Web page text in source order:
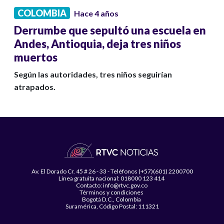
COLOMBIA Hace 4 años
Derrumbe que sepultó una escuela en
Andes, Antioquia, deja tres niños
muertos
Según las autoridades, tres niños seguirían
atrapados.
Av. El Dorado Cr. 45 # 26 - 33 - Teléfonos (+57)(601) 2200700
Línea gratuita nacional: 018000 123 414
Contacto: info@rtvc.gov.co
Términos y condiciones
Bogotá D.C., Colombia
Suramérica, Código Postal: 111321